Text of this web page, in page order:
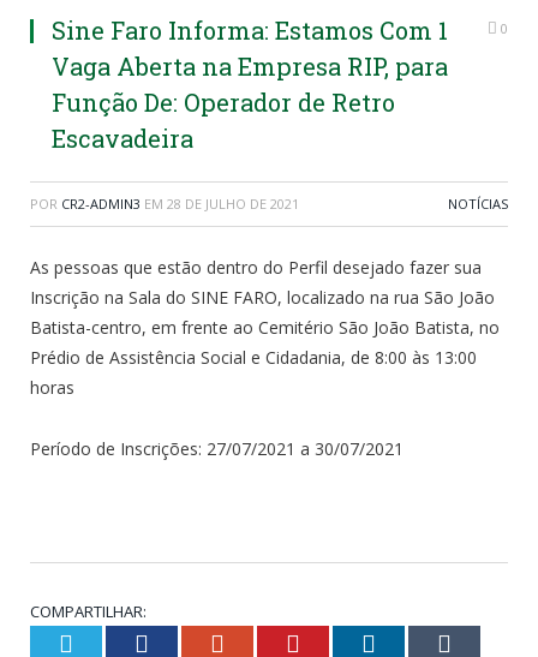
Sine Faro Informa: Estamos Com 1
Vaga Aberta na Empresa RIP, para
Função De: Operador de Retro
Escavadeira
0
POR CR2-ADMIN3 EM 28 DE JULHO DE 2021 NOTÍCIAS
As pessoas que estão dentro do Perfil desejado fazer sua
Inscrição na Sala do SINE FARO, localizado na rua São João
Batista-centro, em frente ao Cemitério São João Batista, no
Prédio de Assistência Social e Cidadania, de 8:00 às 13:00
horas
Período de Inscrições: 27/07/2021 a 30/07/2021
COMPARTILHAR:
Twitter Facebook Google+ Pinterest LinkedIn